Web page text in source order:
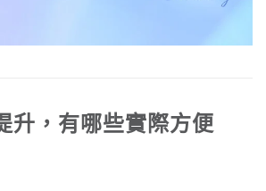
升，有哪些實際方便